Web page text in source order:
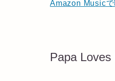
Amazon Musicで
Papa